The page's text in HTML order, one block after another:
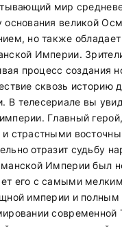
мир
великой
но также
Империи.
процесс создания
сквозь историю
телесериале вы
Главный
страстными
отразит судьбу
Империи был
его с самыми
империи и
современной